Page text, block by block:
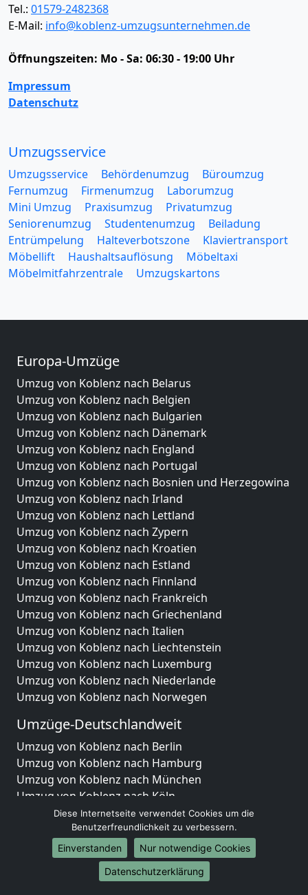
Tel.: 01579-2482368
E-Mail: info@koblenz-umzugsunternehmen.de
Öffnungszeiten: Mo - Sa: 06:30 - 19:00 Uhr
Impressum
Datenschutz
Umzugsservice
Umzugsservice Behördenumzug
Büroumzug
Fernumzug
Firmenumzug
Laborumzug
Mini Umzug
Praxisumzug
Privatumzug
Seniorenumzug
Studentenumzug
Beiladung
Entrümpelung
Halteverbotszone
Klaviertransport
Möbellift
Haushaltsauflösung
Möbeltaxi
Möbelmitfahrzentrale
Umzugskartons
Europa-Umzüge
Umzug von Koblenz nach Belarus
Umzug von Koblenz nach Belgien
Umzug von Koblenz nach Bulgarien
Umzug von Koblenz nach Dänemark
Umzug von Koblenz nach England
Umzug von Koblenz nach Portugal
Umzug von Koblenz nach Bosnien und Herzegowina
Umzug von Koblenz nach Irland
Umzug von Koblenz nach Lettland
Umzug von Koblenz nach Zypern
Umzug von Koblenz nach Kroatien
Umzug von Koblenz nach Estland
Umzug von Koblenz nach Finnland
Umzug von Koblenz nach Frankreich
Umzug von Koblenz nach Griechenland
Umzug von Koblenz nach Italien
Umzug von Koblenz nach Liechtenstein
Umzug von Koblenz nach Luxemburg
Umzug von Koblenz nach Niederlande
Umzug von Koblenz nach Norwegen
Umzüge-Deutschlandweit
Umzug von Koblenz nach Berlin
Umzug von Koblenz nach Hamburg
Umzug von Koblenz nach München
Umzug von Koblenz nach Köln
Umzug von Koblenz nach Frankfurt am Main
Umzug von Koblenz nach Stuttgart
Umzug von Koblenz nach Düsseldorf
Umzug von Koblenz nach Leipzig
Umzug von Koblenz nach Dortmund
Diese Internetseite verwendet Cookies um die
Benutzerfreundlichkeit zu verbessern.
Einverstanden
Nur notwendige Cookies
Datenschutzerklärung